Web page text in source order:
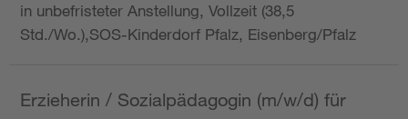
in unbefristeter Anstellung, Vollzeit (38,5
Std./Wo.),SOS-Kinderdorf Pfalz, Eisenberg/Pfalz
Erzieherin / Sozialpädagogin (m/w/d) für